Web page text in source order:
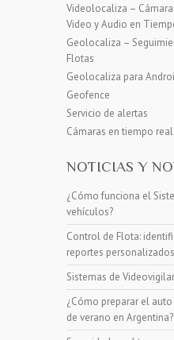
Videolocaliza –
Video y Audio en
Geolocaliza –
Flotas
Geolocaliza para
Geofence
Servicio de alertas
Cámaras en tiempo
NOTICIAS Y
¿Cómo funciona el
vehículos?
Control de Flota:
reportes personalizados
Sistemas de
¿Cómo preparar el
de verano en Argentina?